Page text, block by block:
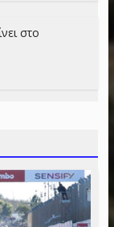
στο